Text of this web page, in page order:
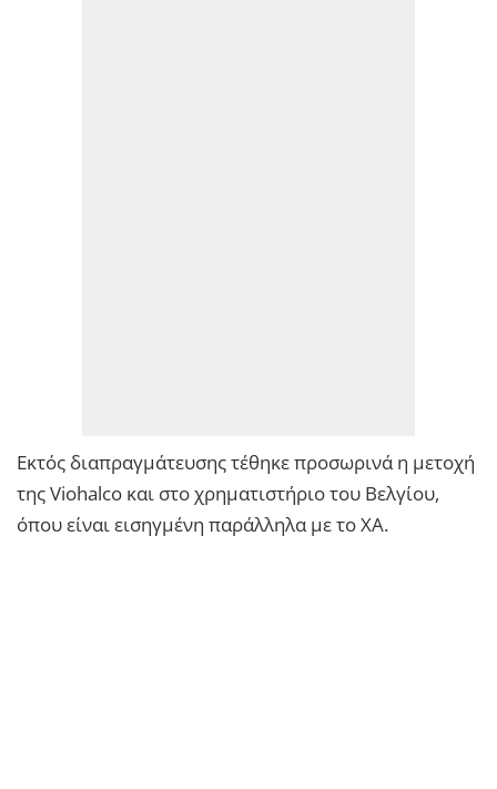
Εκτός διαπραγμάτευσης τέθηκε προσωρινά η μετοχή
της Viοhalco και στο χρηματιστήριο του Βελγίου,
όπου είναι εισηγμένη παράλληλα με το ΧΑ.